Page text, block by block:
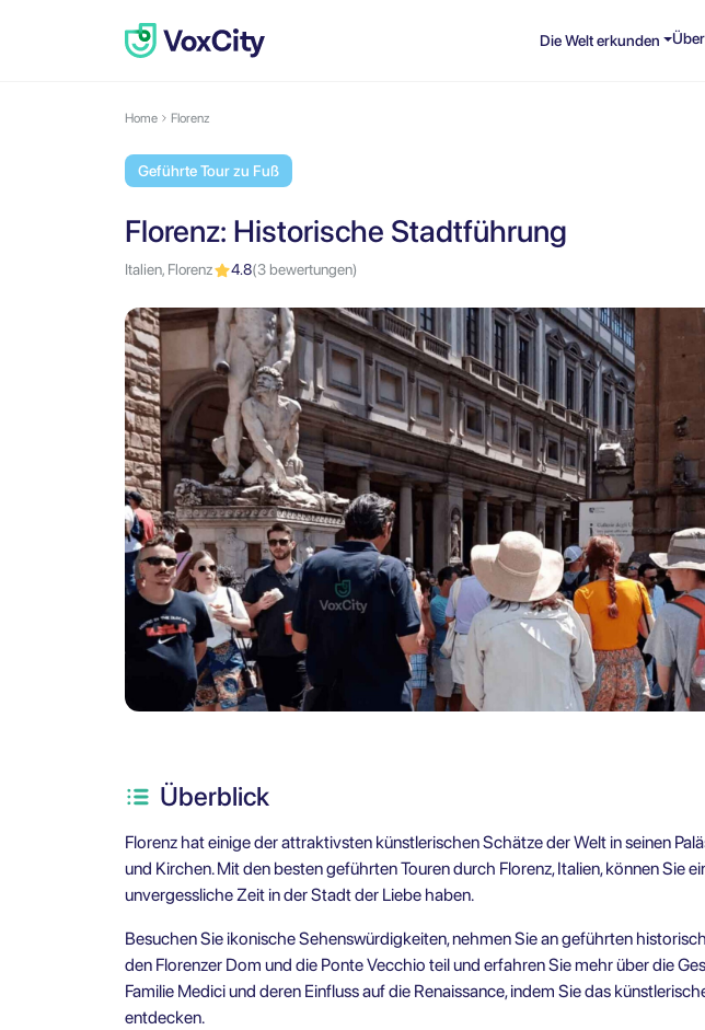
Die Welt erkunden
Home Florenz
Geführte Tour zu Fuß
Florenz: Historische Stadtführung
Italien, Florenz 4.8(3 bewertungen)
Überblick
Florenz hat einige der attraktivsten künstlerischen Schätze der Welt in seinen
und Kirchen. Mit den besten geführten Touren durch Florenz, Italien, können Sie
unvergessliche Zeit in der Stadt der Liebe haben.
Besuchen Sie ikonische Sehenswürdigkeiten, nehmen Sie an geführten
den Florenzer Dom und die Ponte Vecchio teil und erfahren Sie mehr über die
Familie Medici und deren Einfluss auf die Renaissance, indem Sie das
entdecken.